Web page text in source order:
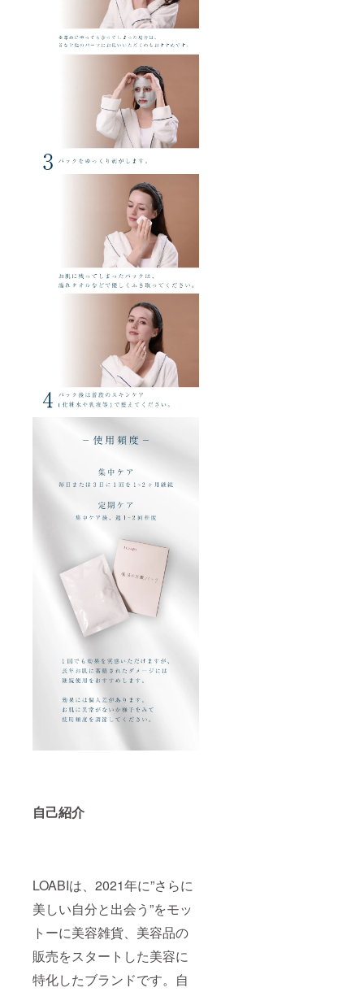
自己紹介
LOABIは、2021年に”さらに
美しい自分と出会う”をモッ
トーに美容雑貨、美容品の
販売をスタートした美容に
特化したブランドです。自